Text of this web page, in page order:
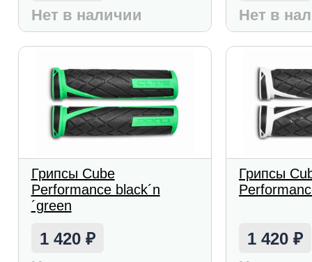
Нет в наличии Нет в
Грипсы Cube
Performance black´n
´green
1 420 ₽
Грипсы
1 420₽